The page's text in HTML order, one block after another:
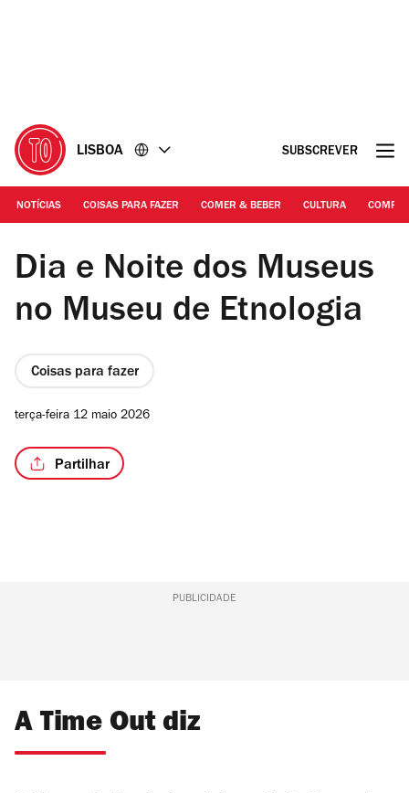
LISBOA SUBSCREVER
NOTÍCIAS COISAS PARA FAZER COMER & BEBER CULTURA
Museu Nacional de Etnologia
Dia e Noite dos Museus
no Museu de Etnologia
Coisas para fazer
terça-feira 12 maio 2026
Partilhar
PUBLICIDADE
A Time Out diz